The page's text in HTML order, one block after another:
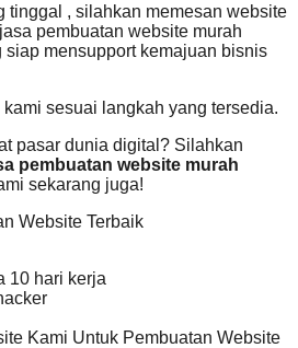
tinggal , silahkan memesan website
pembuatan website murah
siap mensupport kemajuan bisnis
sesuai langkah yang tersedia.
pasar dunia digital? Silahkan
pembuatan website murah
sekarang juga!
Website Terbaik
10 hari kerja
Kami Untuk Pembuatan Website